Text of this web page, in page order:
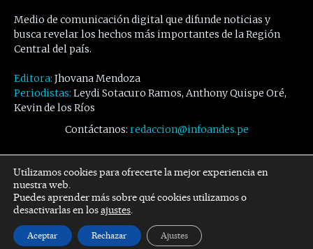
Medio de comunicación digital que difunde noticias y
busca revelar los hechos más importantes de la Región
Central del país.
Editora: Jhovana Mendoza
Periodistas: Leydi Sotacuro Ramos, Anthony Quispe Oré,
Kevin de los Ríos
Contáctanos: redaccion@infoandes.pe
Síguenos
Facebook Twitter Youtube
Utilizamos cookies para ofrecerte la mejor experiencia en
nuestra web.
Puedes aprender más sobre qué cookies utilizamos o
desactivarlas en losajustes.
Aceptar Rechazar Ajustes